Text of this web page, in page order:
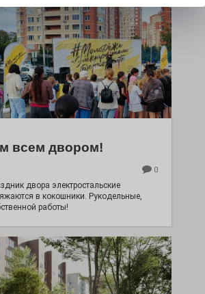
всем двором!
0
двора электростальские
в кокошники. Рукодельные,
работы!